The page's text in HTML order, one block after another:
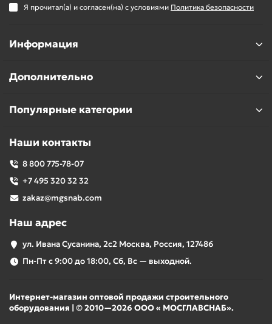
Я прочитал(а) и согласен(на) с условиями Политика безопасности
Информация
Дополнительно
Популярные категории
Наши контакты
8 800 775-78-07
+7 495 320 32 32
zakaz@mgsnab.com
Наш адрес
ул. Ивана Сусанина, 2с2 Москва, Россия, 127486
Пн-Пт с 9:00 до 18:00, Сб, Вс — выходной.
Интернет-магазин оптовой продажи строительного
оборудования | © 2010—2026 ООО « МОСГЛАВСНАБ».